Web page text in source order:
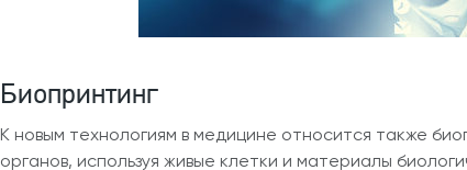
Биопринтинг
К новым технологиям в медицине относится также
органов, используя живые клетки и материалы